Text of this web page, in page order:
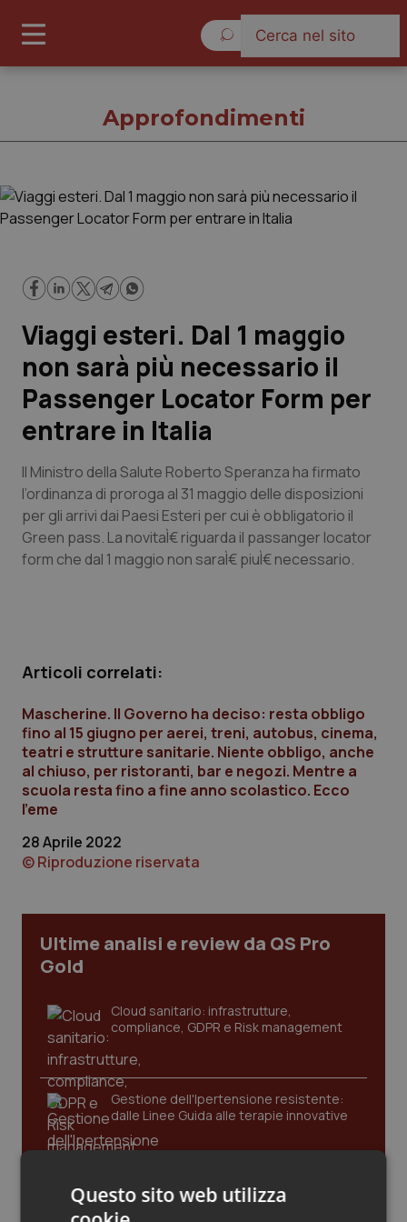
Governo e Parlamento
Regioni e Asl
Lavoro e Professioni
Studi e Analisi
Lettere al direttore
Abruzzo
Basilicata
Campania
Friuli Venezia Giulia
Lazio
Liguria
Lombardia
Molise
QS Pro Gold
Artrite & artrosi
Car-T
Dermatite Atopica
Diabete & glucometri
Disturbi dell’umore
Dolore
Epatiti
QS Club Newsletter
Approfondimenti
Viaggi esteri. Dal 1 maggio
non sarà più necessario il
Passenger Locator Form per
entrare in Italia
Il Ministro della Salute Roberto Speranza ha firmato
l’ordinanza di proroga al 31 maggio delle disposizioni
per gli arrivi dai Paesi Esteri per cui è obbligatorio il
Green pass. La novitaÌ€ riguarda il passanger locator
form che dal 1 maggio non saraÌ€ piuÌ€ necessario.
Articoli correlati:
Mascherine. Il Governo ha deciso: resta obbligo
fino al 15 giugno per aerei, treni, autobus, cinema,
teatri e strutture sanitarie. Niente obbligo, anche
al chiuso, per ristoranti, bar e negozi. Mentre a
scuola resta fino a fine anno scolastico. Ecco
l’eme
28 Aprile 2022
© Riproduzione riservata
Ultime analisi e review da QS Pro
Gold
Cloud sanitario: infrastrutture,
compliance, GDPR e Risk management
Gestione dell'Ipertensione resistente:
dalle Linee Guida alle terapie innovative
Leadership Infermieristica 2026: nuovi
modelli di responsabilità e autonomia
Questo sito web utilizza